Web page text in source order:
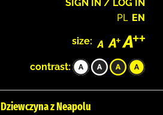
SIGN IN / LOG IN
PL EN
size:
contrast:
Dziewczyna z Neapolu